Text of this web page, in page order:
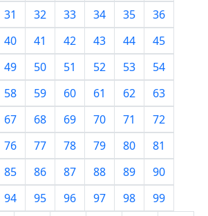
31 32 33 34 35
36
40 41 42 43 44
45
49 50 51 52 53
54
58 59 60 61 62
63
67 68 69 70 71
72
76 77 78 79 80
81
85 86 87 88 89
90
94 95 96 97 98
99